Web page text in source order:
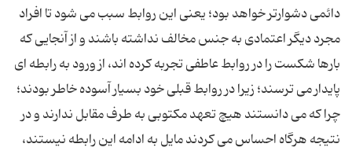
دائمی دشوارتر خواهد بود؛ یعنی این روابط سبب می شود تا افراد
مجرد دیگر اعتمادی به جنس مخالف نداشته باشند و از آنجایی که
بارها شکست را در روابط عاطفی تجربه کرده اند، از ورود به رابطه ای
پایدار می ترسند؛ زیرا در روابط قبلی خود بسیار آسوده خاطر بودند؛
چرا که می دانستند هیچ تعهد مکتوبی به طرف مقابل ندارند و در
نتیجه هرگاه احساس می کردند مایل به ادامه این رابطه نیستند،